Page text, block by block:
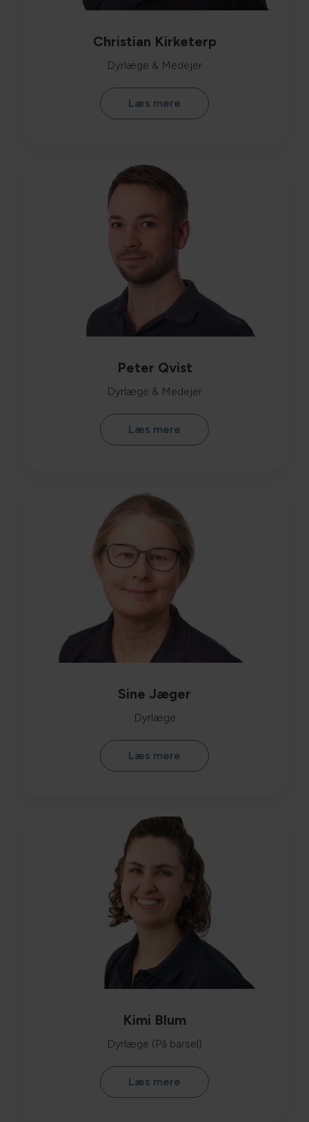
Christian Kirketerp
Dyrlæge & Medejer
Læs mere
Peter Qvist
Dyrlæge & Medejer
Læs mere
Sine Jæger
Dyrlæge
Læs mere
Kimi Blum
Dyrlæge (På barsel)
Læs mere